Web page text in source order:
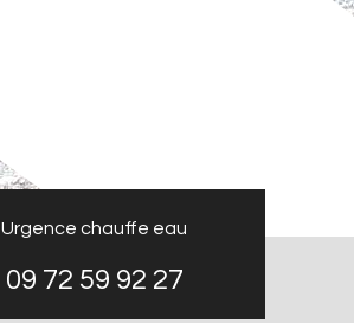
Urgence chauffe eau
09 72 59 92 27